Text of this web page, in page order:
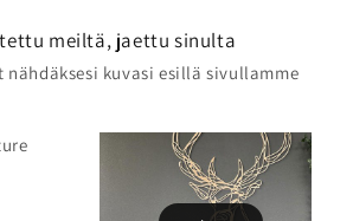
meiltä, jaettu sinulta
nähdäksesi kuvasi esillä sivullamme